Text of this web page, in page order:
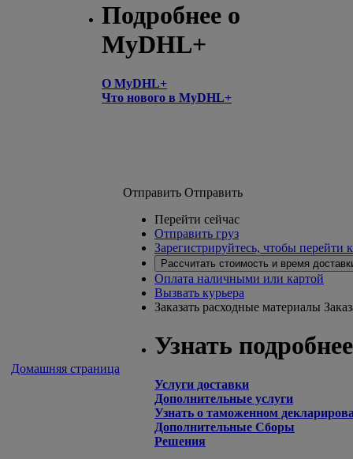
Подробнее о
MyDHL+
О MyDHL+
Что нового в MyDHL+
Домашняя страница
Отправить Отправить
Перейти сейчас
Отправить груз
Зарегистрируйтесь, чтобы
Рассчитать стоимость и время
Оплата наличными или картой
Вызвать курьера
Заказать расходные материалы
Узнать подробнее
Услуги доставки
Дополнительные услуги
Узнать о таможенном
Дополнительные Сборы
Решения